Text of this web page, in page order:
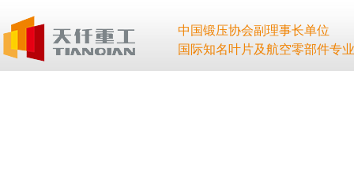
中国锻压协会副理事长单位
国际知名叶片及航空零部件专